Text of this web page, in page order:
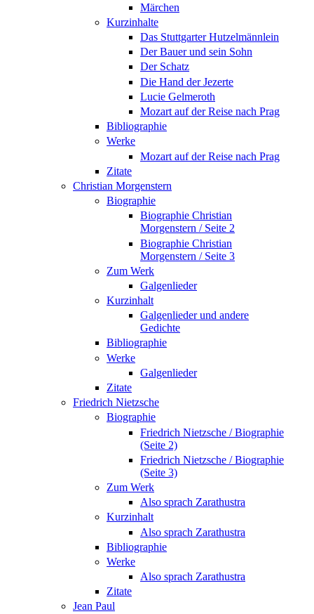
Märchen
Kurzinhalte
Das Stuttgarter Hutzelmännlein
Der Bauer und sein Sohn
Der Schatz
Die Hand der Jezerte
Lucie Gelmeroth
Mozart auf der Reise nach Prag
Bibliographie
Werke
Mozart auf der Reise nach Prag
Zitate
Christian Morgenstern
Biographie
Biographie Christian
Morgenstern / Seite 2
Biographie Christian
Morgenstern / Seite 3
Zum Werk
Galgenlieder
Kurzinhalt
Galgenlieder und andere
Gedichte
Bibliographie
Werke
Galgenlieder
Zitate
Friedrich Nietzsche
Biographie
Friedrich Nietzsche / Biographie
(Seite 2)
Friedrich Nietzsche / Biographie
(Seite 3)
Zum Werk
Also sprach Zarathustra
Kurzinhalt
Also sprach Zarathustra
Bibliographie
Werke
Also sprach Zarathustra
Zitate
Jean Paul